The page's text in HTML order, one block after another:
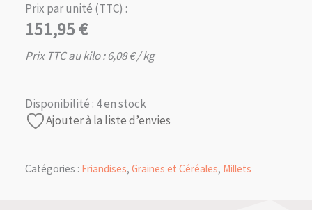
Prix par unité (TTC) :
151,95€
Prix TTC au kilo :6,08€/ kg
Disponibilité : 4 en stock
Ajouter à la liste d’envies
Catégories : Friandises, Graines et Céréales, Millets